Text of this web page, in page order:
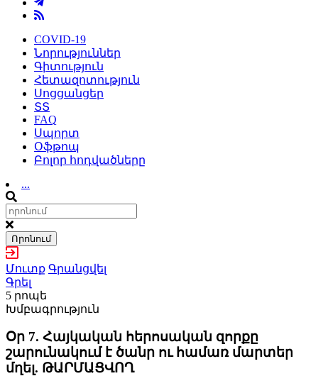
COVID-19
Նորություններ
Գիտություն
Հետազոտություն
Սոցցանցեր
ՏՏ
FAQ
Սպորտ
Օֆթոպ
Բոլոր հոդվածները
...
Որոնում
Մուտք Գրանցվել
Գրել
5 րոպե
Խմբագրություն
Օր 7. Հայկական հերոսական զորքը
շարունակում է ծանր ու համառ մարտեր
մղել. ԹԱՐՄԱՑՎՈՂ